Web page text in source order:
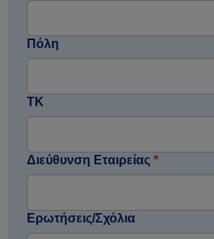
Πόλη
ΤΚ
Διεύθυνση Εταιρείας *
Ερωτήσεις/Σχόλια